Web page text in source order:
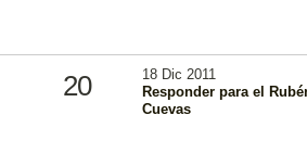
20
18 Dic 2011
Responder para el
Cuevas